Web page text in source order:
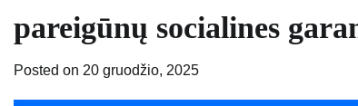
pareigūnų socialines
Posted on 20 gruodžio, 2025